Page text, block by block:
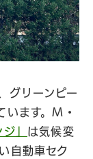
グリーンピー
います。M・
」 は気候変
自動車セク